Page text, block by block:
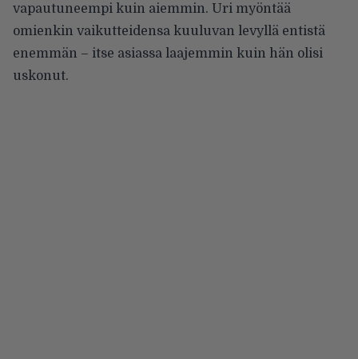
vapautuneempi kuin aiemmin. Uri myöntää
omienkin vaikutteidensa kuuluvan levyllä entistä
enemmän – itse asiassa laajemmin kuin hän olisi
uskonut.